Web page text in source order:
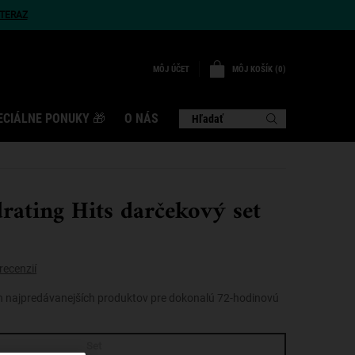
MÔJ ÚČET MÔJ KOŠÍK 0
0 VÝROBOK
PONUKY 🎁 O NÁS Hľadať
Hits darčekový set
najpredávanejších produktov pre dokonalú 72-hodinovú